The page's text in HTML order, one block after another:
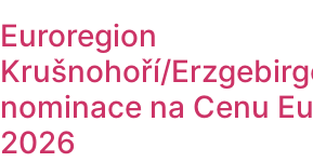
Euroregion
Krušnohoří/
nominace na Cenu
2026